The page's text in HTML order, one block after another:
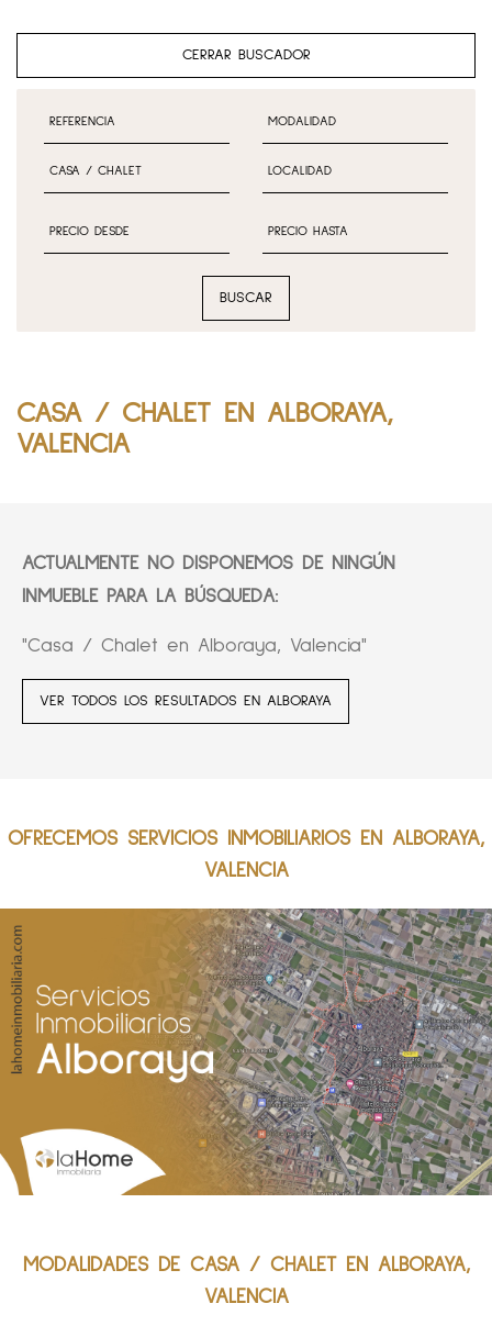
CERRAR BUSCADOR
BUSCAR
CASA / CHALET EN ALBORAYA,
VALENCIA
ACTUALMENTE NO DISPONEMOS DE NINGÚN
INMUEBLE PARA LA BÚSQUEDA:
"Casa / Chalet en Alboraya, Valencia"
VER TODOS LOS RESULTADOS EN ALBORAYA
OFRECEMOS SERVICIOS INMOBILIARIOS EN ALBORAYA,
VALENCIA
MODALIDADES DE CASA / CHALET EN ALBORAYA,
VALENCIA